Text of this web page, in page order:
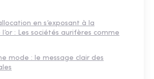
en s’exposant à la
: Les sociétés aurifères comme
mode : le message clair des